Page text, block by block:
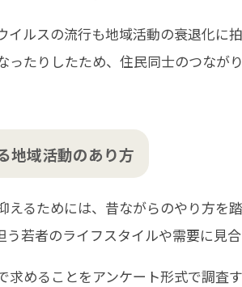
イルスの流行も地域活動の衰退化に
ったりしたため、住民同士のつなが
地域活動のあり方
えるためには、昔ながらのやり方を
う若者のライフスタイルや需要に見
求めることをアンケート形式で調査